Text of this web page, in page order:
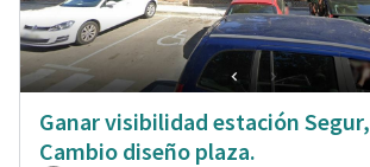
Ganar visibilidad estación Segur,
Cambio diseño plaza.